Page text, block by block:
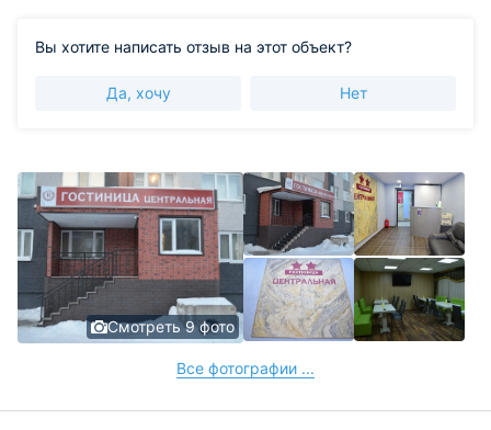
Вы хотите написать отзыв на этот объект?
Да, хочу Нет
Смотреть 9 фото
Все фотографии ...